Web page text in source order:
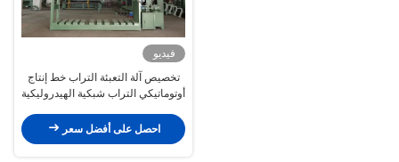
فيديو
تخصيص آلة التعبئة التراب خط إنتاج
أوتوماتيكي التراب شبكية الهيدروليكية
احصل على أفضل سعر